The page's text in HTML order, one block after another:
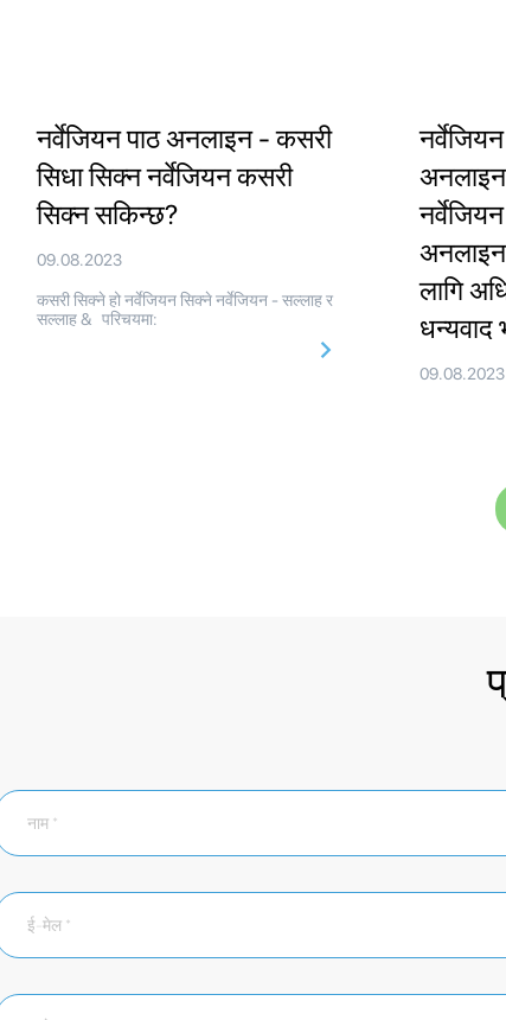
नर्वेजियन पाठ अनलाइन - कसरी
सिधा सिक्न नर्वेजियन कसरी
सिक्न सकिन्छ?
09.08.2023
कसरी सिक्ने हो नर्वेजियन सिक्ने नर्वेजियन - सल्लाह र
सल्लाह & परिचयमा:
अनलाइन
लागि
धन्यवाद
09.08.2023